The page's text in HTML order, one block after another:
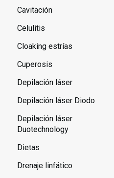
Cavitación
Celulitis
Cloaking estrías
Cuperosis
Depilación láser
Depilación láser Diodo
Depilación láser
Duotechnology
Dietas
Drenaje linfático